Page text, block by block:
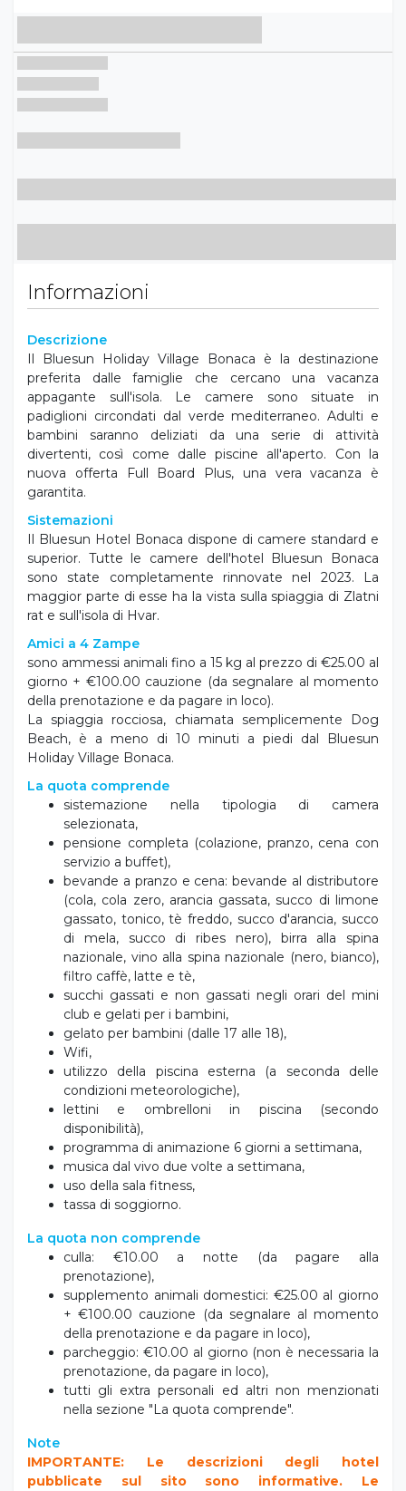
Informazioni
Descrizione
Il Bluesun Holiday Village Bonaca è la destinazione
preferita dalle famiglie che cercano una vacanza
appagante sull'isola. Le camere sono situate in
padiglioni circondati dal verde mediterraneo. Adulti e
bambini saranno deliziati da una serie di attività
divertenti, così come dalle piscine all'aperto. Con la
nuova offerta Full Board Plus, una vera vacanza è
garantita.
Sistemazioni
Il Bluesun Hotel Bonaca dispone di camere standard e
superior. Tutte le camere dell'hotel Bluesun Bonaca
sono state completamente rinnovate nel 2023. La
maggior parte di esse ha la vista sulla spiaggia di Zlatni
rat e sull'isola di Hvar.
Amici a 4 Zampe
sono ammessi animali fino a 15 kg al prezzo di €25.00 al
giorno + €100.00 cauzione (da segnalare al momento
della prenotazione e da pagare in loco).
La spiaggia rocciosa, chiamata semplicemente Dog
Beach, è a meno di 10 minuti a piedi dal Bluesun
Holiday Village Bonaca.
La quota comprende
sistemazione nella tipologia di camera
selezionata,
pensione completa (colazione, pranzo, cena con
servizio a buffet),
bevande a pranzo e cena: bevande al distributore
(cola, cola zero, arancia gassata, succo di limone
gassato, tonico, tè freddo, succo d'arancia, succo
di mela, succo di ribes nero), birra alla spina
nazionale, vino alla spina nazionale (nero, bianco),
filtro caffè, latte e tè,
succhi gassati e non gassati negli orari del mini
club e gelati per i bambini,
gelato per bambini (dalle 17 alle 18),
Wifi,
utilizzo della piscina esterna (a seconda delle
condizioni meteorologiche),
lettini e ombrelloni in piscina (secondo
disponibilità),
programma di animazione 6 giorni a settimana,
musica dal vivo due volte a settimana,
uso della sala fitness,
tassa di soggiorno.
La quota non comprende
culla: €10.00 a notte (da pagare alla
prenotazione),
supplemento animali domestici: €25.00 al giorno
+ €100.00 cauzione (da segnalare al momento
della prenotazione e da pagare in loco),
parcheggio: €10.00 al giorno (non è necessaria la
prenotazione, da pagare in loco),
tutti gli extra personali ed altri non menzionati
nella sezione "La quota comprende".
Note
IMPORTANTE: Le descrizioni degli hotel
pubblicate sul sito sono informative. Le